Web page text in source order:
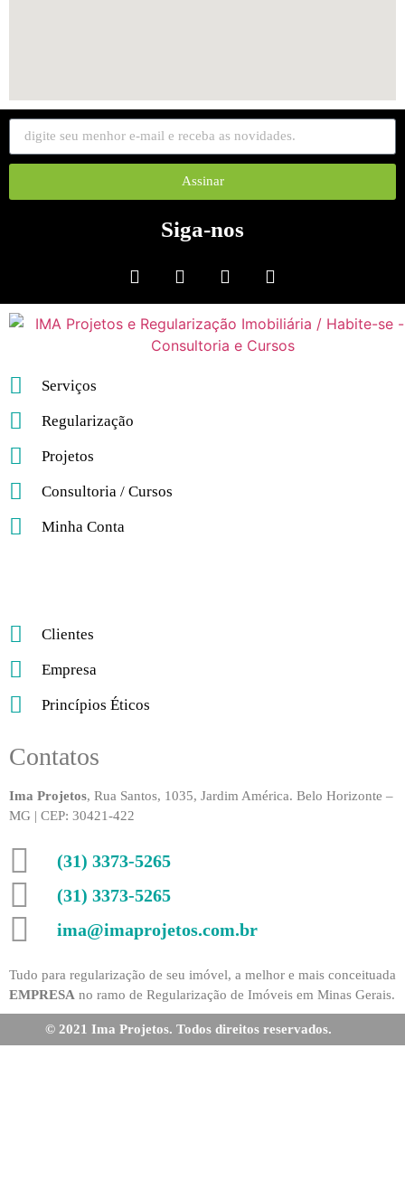
Assinar
Siga-nos
Serviços
Regularização
Projetos
Consultoria / Cursos
Minha Conta
Clientes
Empresa
Princípios Éticos
Contatos
Ima Projetos, Rua Santos, 1035, Jardim América. Belo Horizonte –
MG | CEP: 30421-422
(31) 3373-5265
(31) 3373-5265
ima@imaprojetos.com.br
Tudo para regularização de seu imóvel, a melhor e mais conceituada
EMPRESA no ramo de Regularização de Imóveis em Minas Gerais.
© 2021 Ima Projetos. Todos direitos reservados.